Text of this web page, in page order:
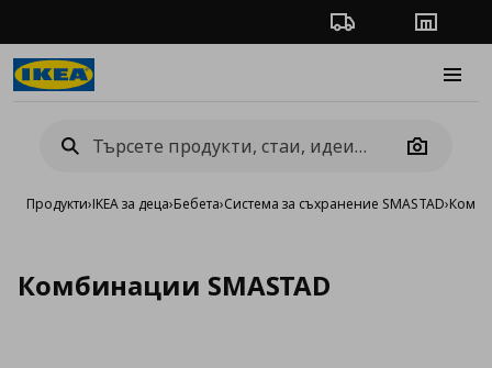
Проследяване на
Camera
Продукти›IKEA за деца›Бебета›Система за съхранение SMASTAD›
Комбинации SMASTAD